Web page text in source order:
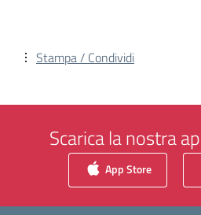
Stampa / Condividi
Scarica la nostra
App Store